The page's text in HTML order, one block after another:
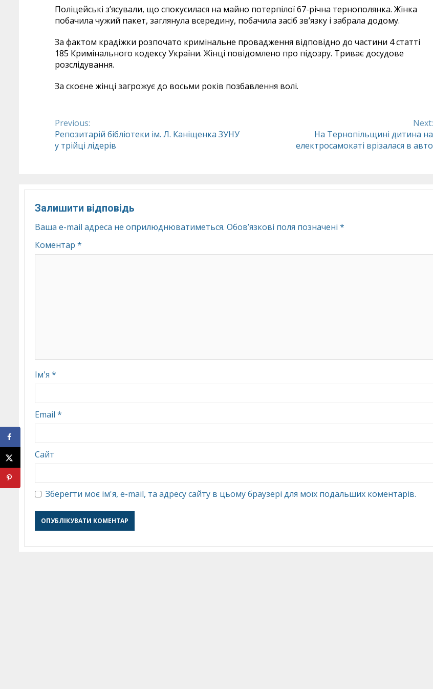
Поліцейські з’ясували, що спокусилася на майно потерпілої 67-річна тернополянка. Жінка
побачила чужий пакет, заглянула всередину, побачила засіб зв’язку і забрала додому.
За фактом крадіжки розпочато кримінальне провадження відповідно до частини 4 статті
185 Кримінального кодексу України. Жінці повідомлено про підозру. Триває досудове
розслідування.
За скоєне жінці загрожує до восьми років позбавлення волі.
Continue
Reading
Previous:
Репозитарій бібліотеки ім. Л. Каніщенка ЗУНУ
у трійці лідерів
Next:
На Тернопільщині дитина на
електросамокаті врізалася в авто
Залишити відповідь
Ваша e-mail адреса не оприлюднюватиметься. Обов’язкові поля позначені *
Коментар *
Ім'я *
Email *
Сайт
Зберегти моє ім'я, e-mail, та адресу сайту в цьому браузері для моїх подальших коментарів.